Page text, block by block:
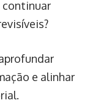
e alinhar